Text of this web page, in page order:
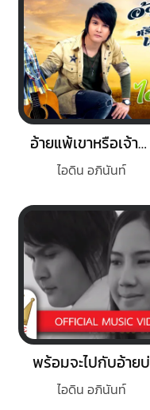
อ้ายแพ้เขาหรือเจ้าลำเอียง
ไอดิน อภินันท์
พร้อมจะไปกับอ้ายบ่
ไอดิน อภินันท์